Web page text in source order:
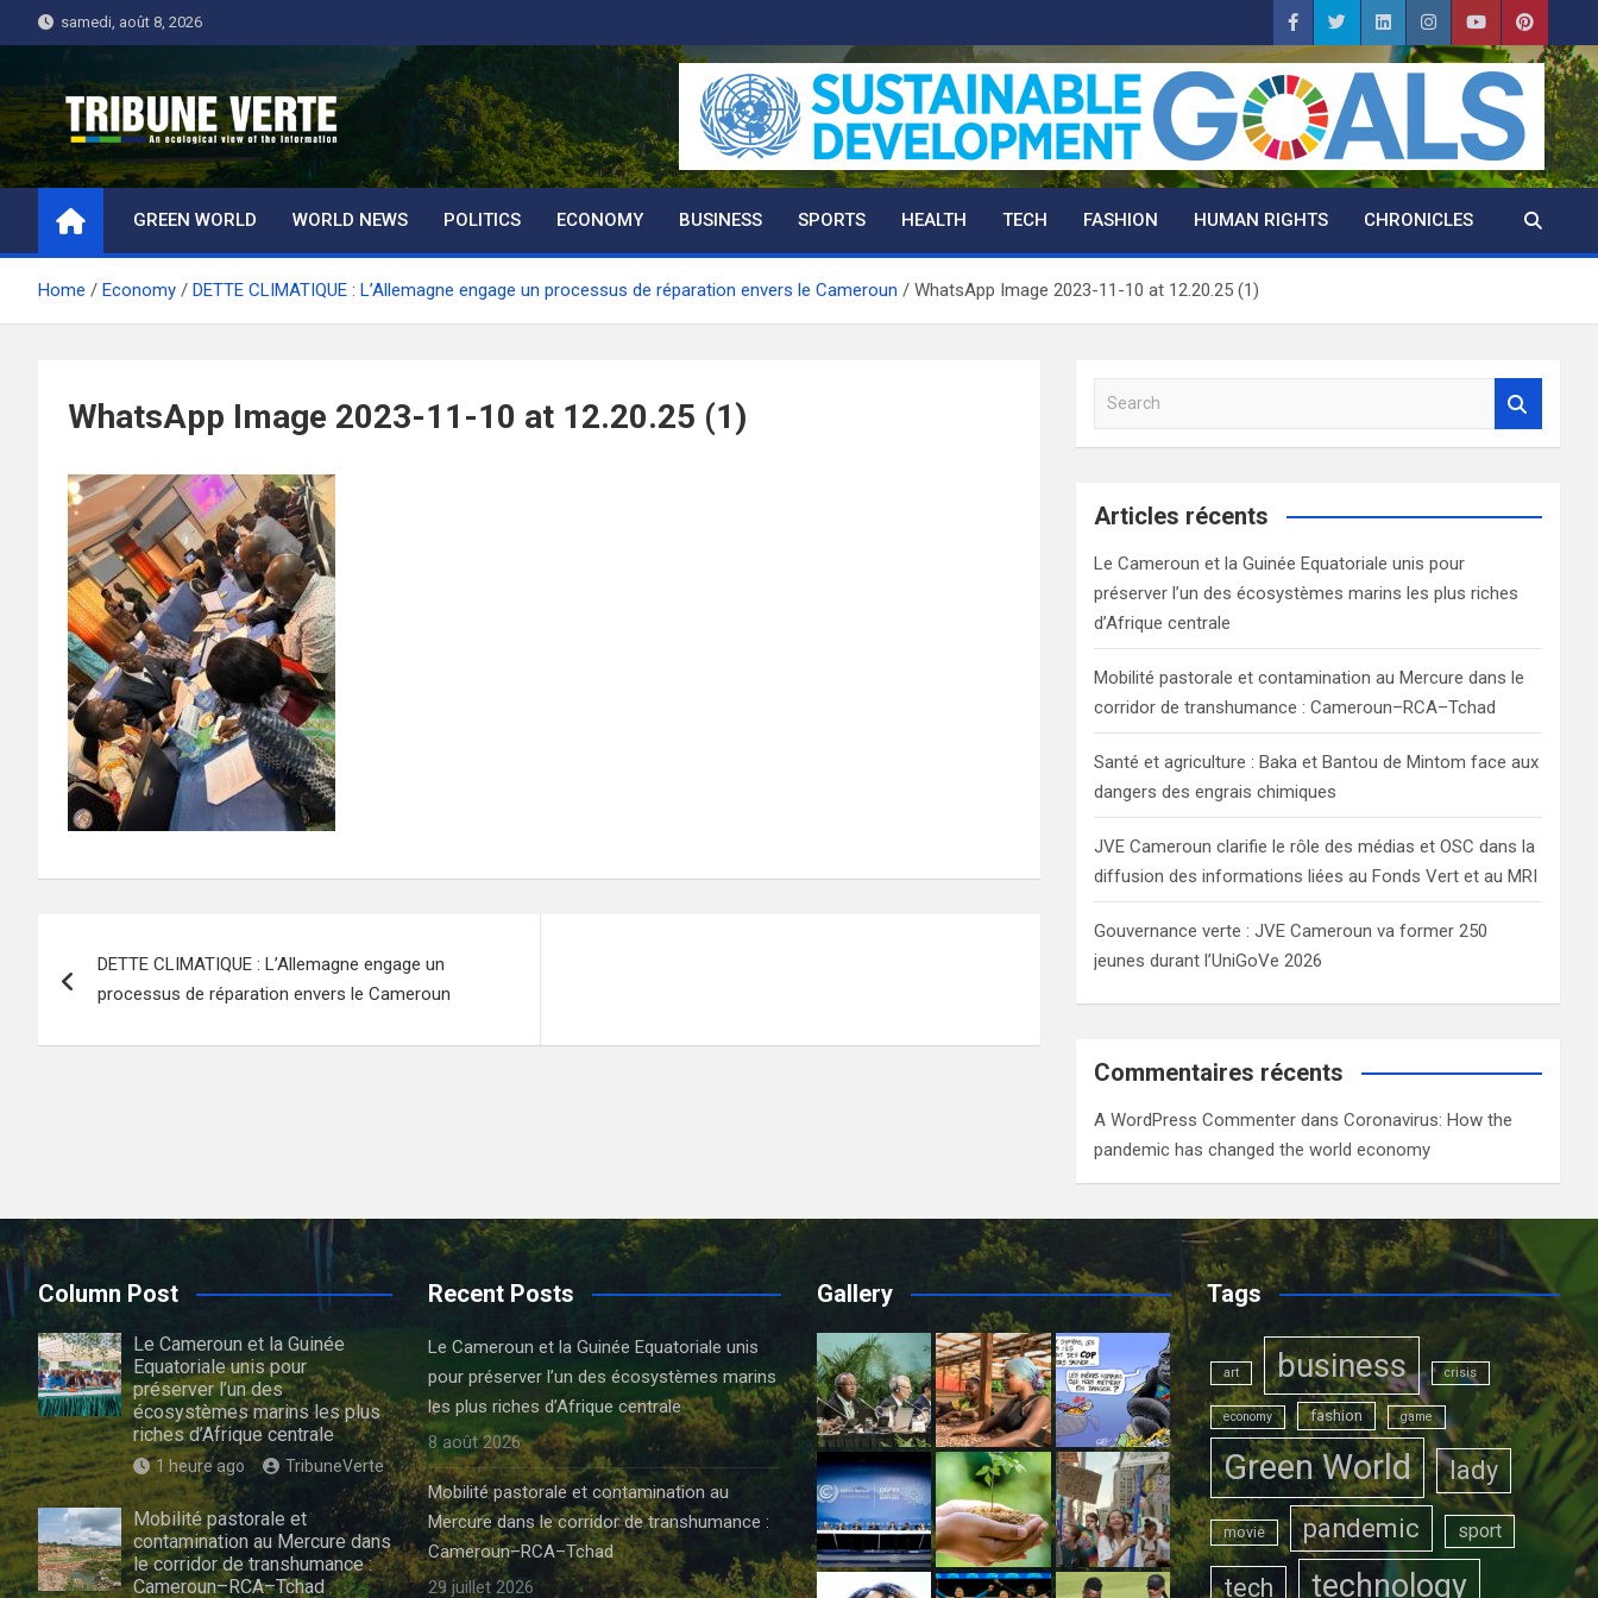
to
samedi, août 8, 2026
Tribune Verte
Un regard écologique de l'information
GREEN WORLD WORLD NEWS POLITICS ECONOMY BUSINESS SPORTS HEALTH TECH FASHION HUMAN RIGHTS CHRONICLES
Home Economy DETTE CLIMATIQUE : L’Allemagne engage un processus de réparation envers le Cameroun WhatsApp Image 2023-11-10 at 12.20.25 (1)
WhatsApp Image 2023-11-10 at 12.20.25 (1)
de
l’article
DETTE CLIMATIQUE : L’Allemagne engage un
processus de réparation envers le Cameroun
a
c
Articles récents
Le Cameroun et la Guinée Equatoriale unis pour
préserver l’un des écosystèmes marins les plus riches
d’Afrique centrale
Mobilité pastorale et contamination au Mercure dans le
corridor de transhumance : Cameroun–RCA–Tchad
Santé et agriculture : Baka et Bantou de Mintom face aux
dangers des engrais chimiques
JVE Cameroun clarifie le rôle des médias et OSC dans la
diffusion des informations liées au Fonds Vert et au MRI
Gouvernance verte : JVE Cameroun va former 250
jeunes durant l’UniGoVe 2026
Commentaires récents
A WordPress Commenter dansCoronavirus: How the
pandemic has changed the world economy
Column Post
Le Cameroun et la Guinée
Equatoriale unis pour
préserver l’un des
écosystèmes marins les plus
riches d’Afrique centrale
1 heure ago TribuneVerte
Mobilité pastorale et
contamination au Mercure dans
le corridor de transhumance :
Cameroun–RCA–Tchad
Recent Posts
Le Cameroun et la Guinée Equatoriale unis
pour préserver l’un des écosystèmes marins
les plus riches d’Afrique centrale
8 août 2026
Mobilité pastorale et contamination au
Mercure dans le corridor de transhumance :
Cameroun–RCA–Tchad
29 juillet 2026
Gallery Tags
art business crisis
economy fashion game
Green World lady
movie pandemic sport
tech technology